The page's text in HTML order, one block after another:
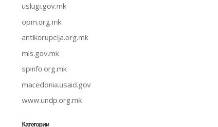
uslugi.gov.mk
opm.org.mk
antikorupcija.org.mk
mls.gov.mk
spinfo.org.mk
macedonia.usaid.gov
www.undp.org.mk
Категории